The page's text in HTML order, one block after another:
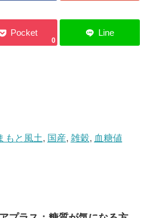
0
もと風土, 国産, 雑穀, 血糖値